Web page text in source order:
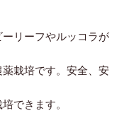
リーフやルッコラが
栽培です。安全、安
できます。